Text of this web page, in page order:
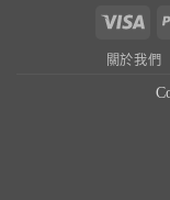
Visa
關於我們